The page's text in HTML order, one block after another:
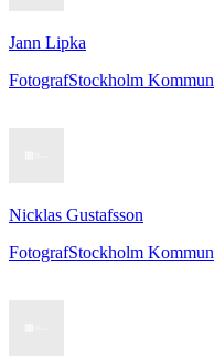
Jann Lipka
FotografStockholm Kommun
Nicklas Gustafsson
FotografStockholm Kommun